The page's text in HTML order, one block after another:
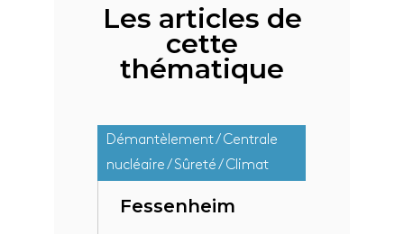
Les articles de
cette
thématique
Démantèlement / Centrale
nucléaire / Sûreté / Climat
Fessenheim